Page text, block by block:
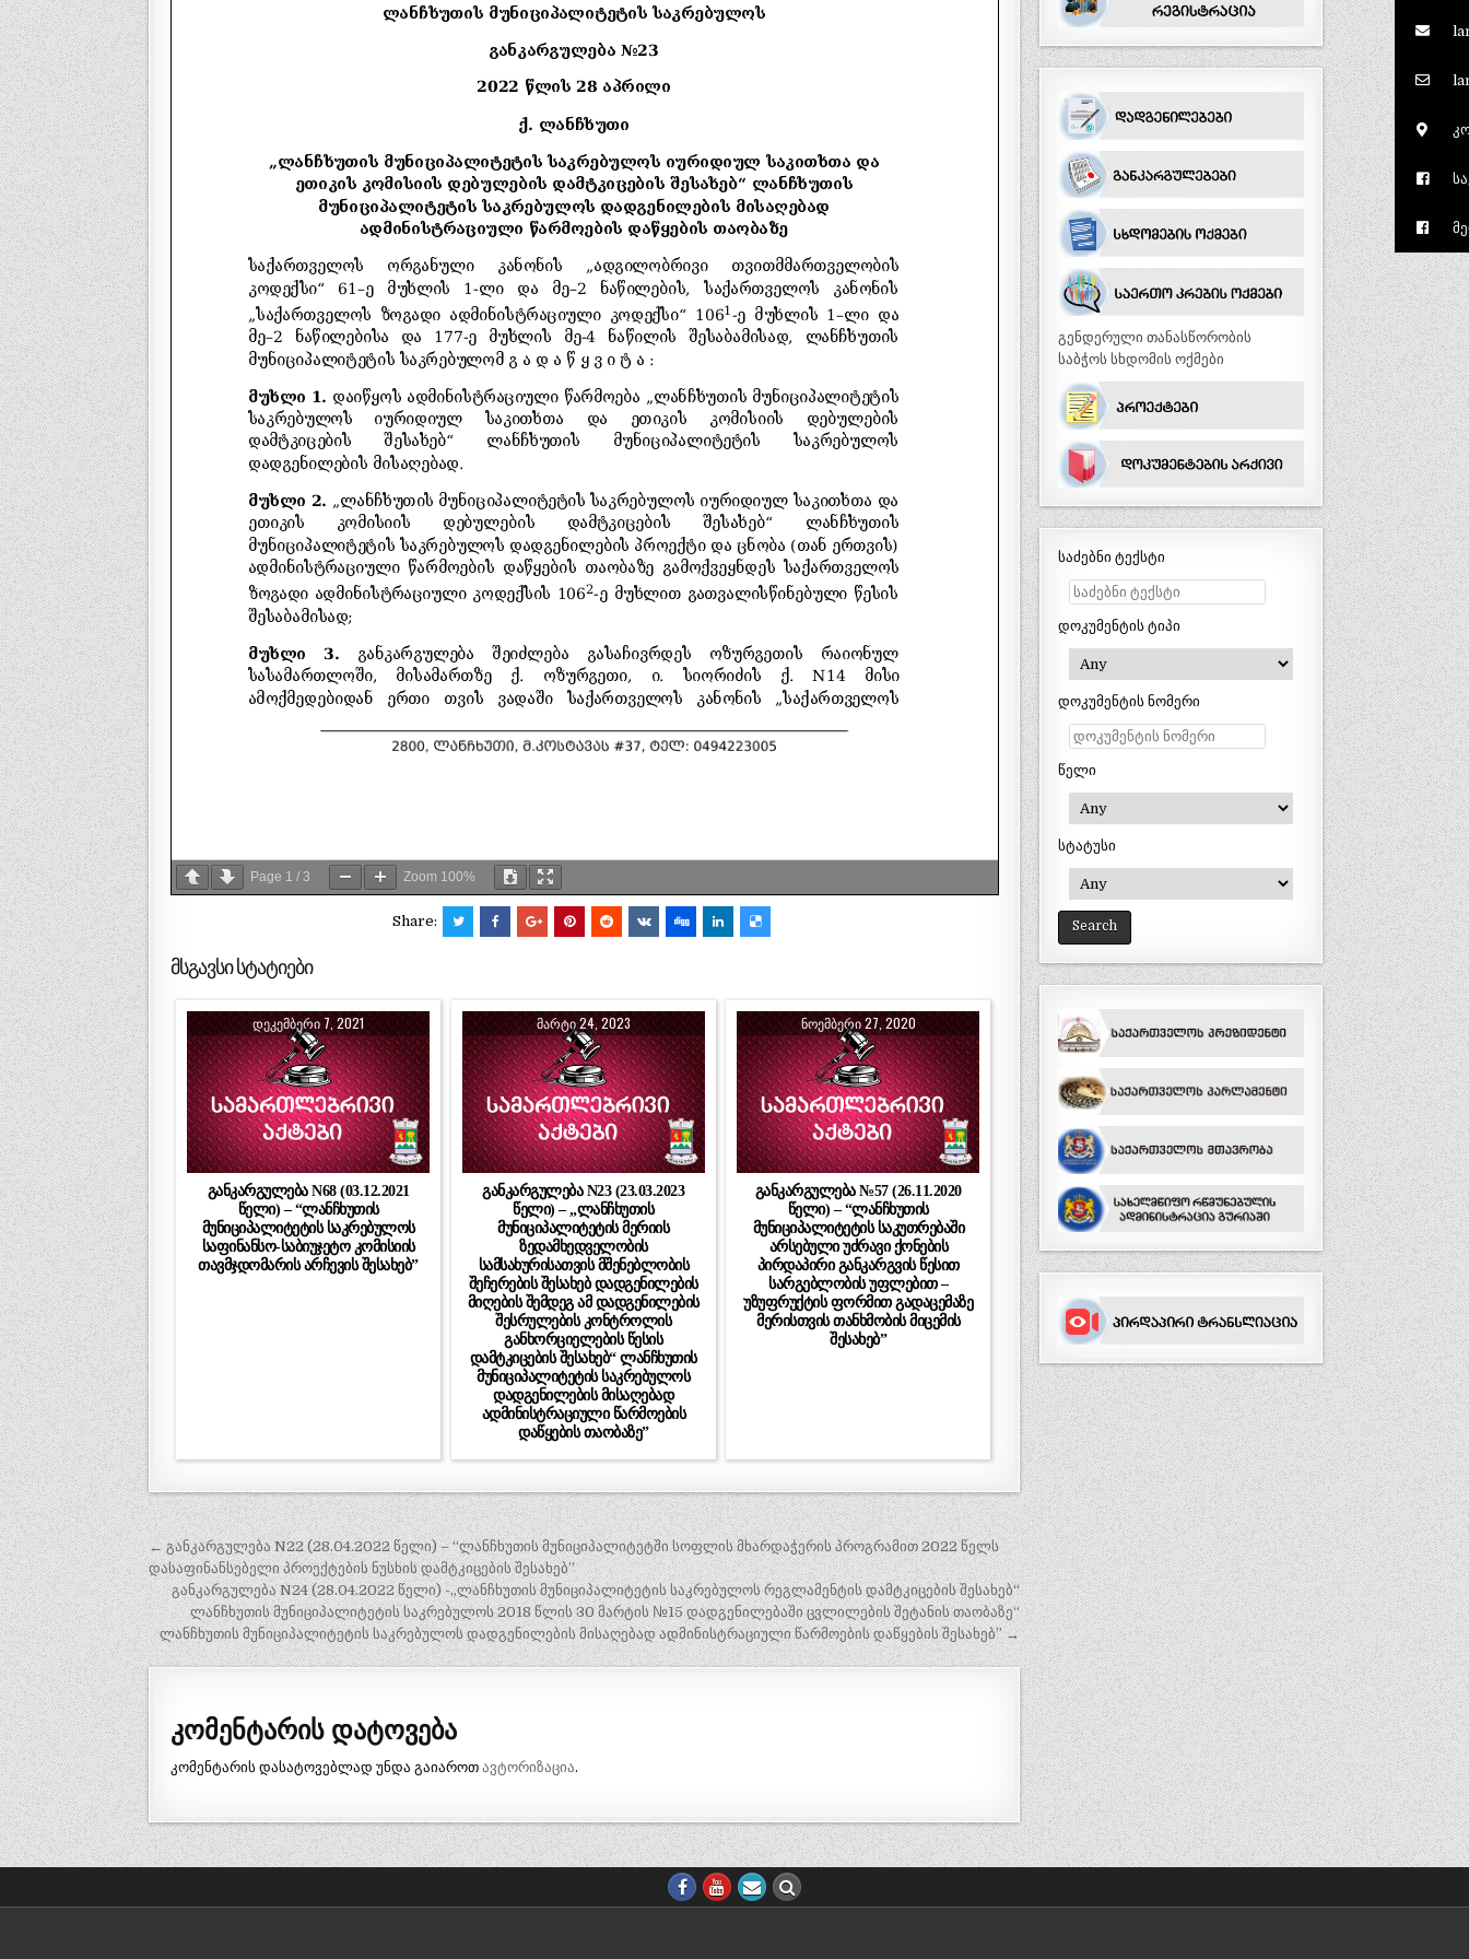
Page 1 /3 Zoom 100%
Share:
მსგავსი სტატიები
ᲓᲔᲙᲔᲛᲑᲔᲠᲘ 7, 2021
განკარგულება N68 (03.12.2021
წელი) – “ლანჩხუთის
მუნიციპალიტეტის საკრებულოს
საფინანსო-საბიუჯეტო კომისიის
თავმჯდომარის არჩევის შესახებ”
ᲛᲐᲠᲢᲘ 24, 2023
განკარგულება N23 (23.03.2023
წელი) – „ლანჩხუთის
მუნიციპალიტეტის მერიის
ზედამხედველობის
სამსახურისათვის მშენებლობის
შეჩერების შესახებ დადგენილების
მიღების შემდეგ ამ დადგენილების
შესრულების კონტროლის
განხორციელების წესის
დამტკიცების შესახებ“ ლანჩხუთის
მუნიციპალიტეტის საკრებულოს
დადგენილების მისაღებად
ადმინისტრაციული წარმოების
დაწყების თაობაზე”
ᲜᲝᲔᲛᲑᲔᲠᲘ 27, 2020
განკარგულება №57 (26.11.2020
წელი) – “ლანჩხუთის
მუნიციპალიტეტის საკუთრებაში
არსებული უძრავი ქონების
პირდაპირი განკარგვის წესით
სარგებლობის უფლებით –
უზუფრუქტის ფორმით გადაცემაზე
მერისთვის თანხმობის მიცემის
შესახებ”
პოსტის
ნავიგაცია
← განკარგულება N22 (28.04.2022 წელი) – “ლანჩხუთის მუნიციპალიტეტში სოფლის მხარდაჭერის პროგრამით 2022 წელს
დასაფინანსებელი პროექტების ნუსხის დამტკიცების შესახებ”
განკარგულება N24 (28.04.2022 წელი) -„ლანჩხუთის მუნიციპალიტეტის საკრებულოს რეგლამენტის დამტკიცების შესახებ“
ლანჩხუთის მუნიციპალიტეტის საკრებულოს 2018 წლის 30 მარტის №15 დადგენილებაში ცვლილების შეტანის თაობაზე“
ლანჩხუთის მუნიციპალიტეტის საკრებულოს დადგენილების მისაღებად ადმინისტრაციული წარმოების დაწყების შესახებ” →
კომენტარის დატოვება
კომენტარის დასატოვებლად უნდა გაიაროთავტორიზაცია.
გენდერული თანასწორობის
საბჭოს სხდომის ოქმები
საძებნი ტექსტი
დოკუმენტის ტიპი
დოკუმენტის ნომერი
წელი
სტატუსი